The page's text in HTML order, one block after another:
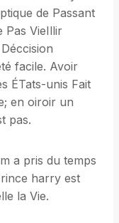
de Passant
Pas VieIllir
facile. Avoir
ÉTats-unis Fait
en oiroir un
pas.
a pris du temps
harry est
la Vie.